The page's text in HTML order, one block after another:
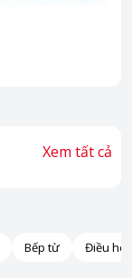
Xem tất cả
Bếp từ Điều